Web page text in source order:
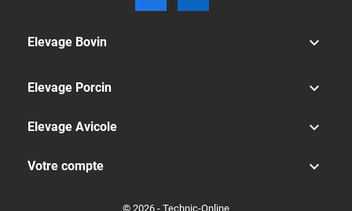
Elevage Bovin 
Elevage Porcin 
Elevage Avicole 
Votre compte 
© 2026 - Technic-Online